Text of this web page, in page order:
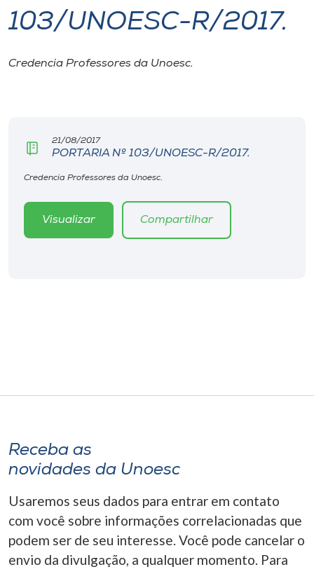
I.nova
CPA
Editora
Selecione
o idioma
A+
103/UNOESC-R/2017.
Credencia Professores da Unoesc.
21/08/2017
PORTARIA Nº 103/UNOESC-R/2017.
Credencia Professores da Unoesc.
Visualizar Compartilhar
Receba as
novidades da Unoesc
Usaremos seus dados para entrar em contato
com você sobre informações correlacionadas que
podem ser de seu interesse. Você pode cancelar o
envio da divulgação, a qualquer momento. Para